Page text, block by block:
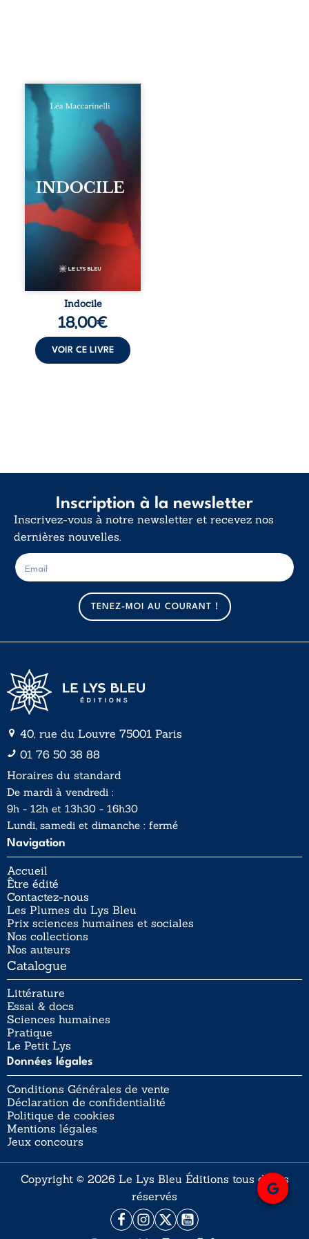
Quatre parties.
Quatre refus.
Quatre visages
d’une existence en
friction. Entre les
silences qu’on ne
déchiffre pas, les
amours qu’on
dérange, les corps
qu’on administre
et les liens qu’on
sabote, cet
ouvrage parle à
vivent trop fort,
trop vrai, trop tôt.
traversée. Une
langue nue. Une
insurrection
déclaration
d’existence pour ...
Indocile
18,00€
VOIR CE LIVRE
Inscription à la newsletter
Inscrivez-vous à notre newsletter et recevez nos
dernières nouvelles.
m
a
i
l
E
-
m
TENEZ-MOI AU COURANT !
40, rue du Louvre 75001 Paris
01 76 50 38 88
Horaires du standard
De mardi à vendredi :
9h - 12h et 13h30 - 16h30
Lundi, samedi et dimanche : fermé
Navigation
Accueil
Être édité
Contactez-nous
Les Plumes du Lys Bleu
Prix sciences humaines et sociales
Nos collections
Nos auteurs
Catalogue
Littérature
Essai & docs
Sciences humaines
Pratique
Le Petit Lys
Données légales
Conditions Générales de vente
Déclaration de confidentialité
Politique de cookies
Mentions légales
Jeux concours
Copyright © 2026 Le Lys Bleu Éditions tous droits
réservés